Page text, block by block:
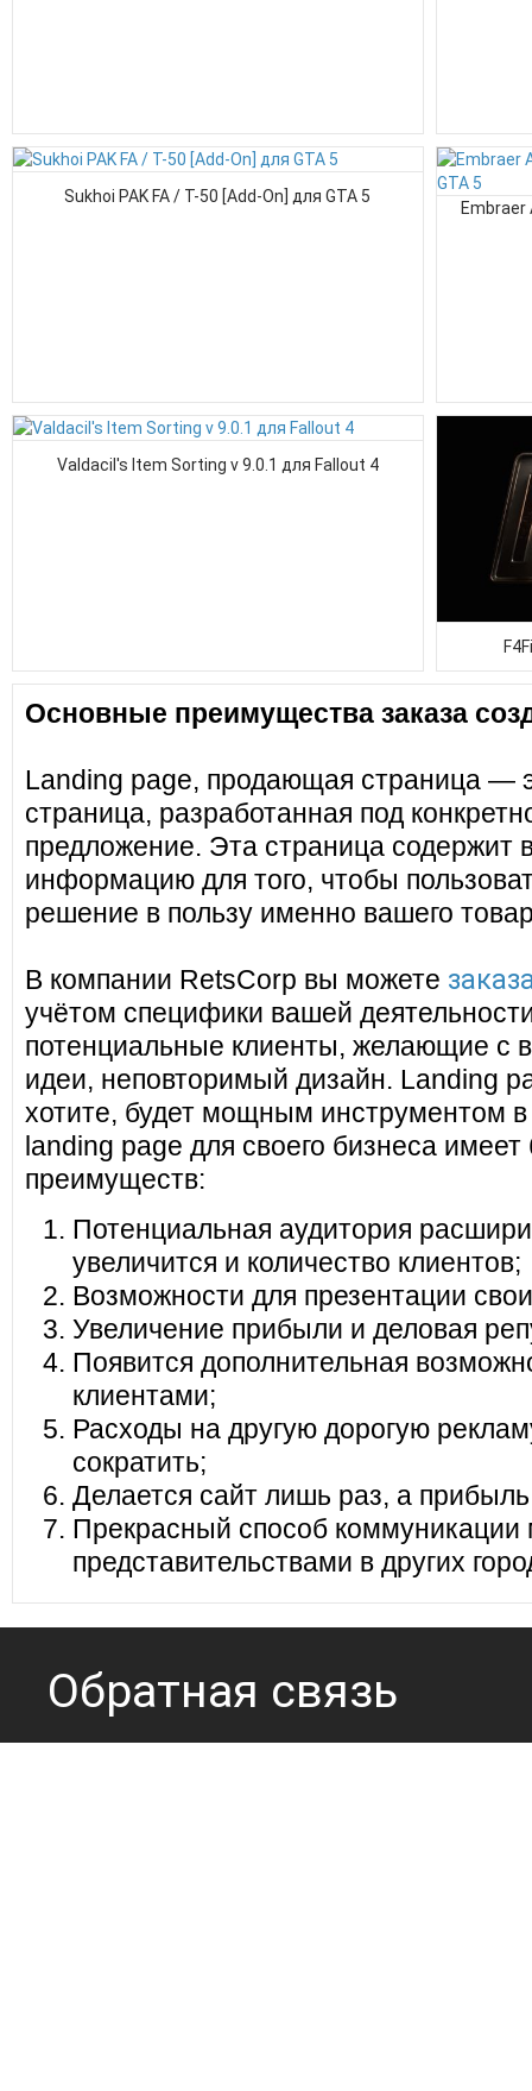
Sukhoi PAK FA / T-50 [Add-On] для GTA 5
Embraer
Valdacil's Item Sorting v 9.0.1 для Fallout 4
Основные преимущества заказа
Landing page, продающая страница —
страница, разработанная под
предложение. Эта страница содержит
информацию для того, чтобы
решение в пользу именно вашего
В компании RetsCorp вы можете
учётом специфики вашей
потенциальные клиенты, желающие с
идеи, неповторимый дизайн. Landing
хотите, будет мощным инструментом
landing page для своего бизнеса
преимуществ:
Потенциальная аудитория
увеличится и количество клиентов;
Возможности для презентации
Увеличение прибыли и деловая
Появится дополнительная
клиентами;
Расходы на другую дорогую
сократить;
Делается сайт лишь раз, а
Прекрасный способ коммуникации
представительствами в других
Обратная связь